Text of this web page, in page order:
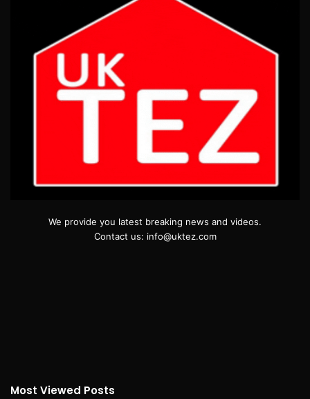
We provide you latest breaking news and videos.
Contact us: info@uktez.com
Most Viewed Posts